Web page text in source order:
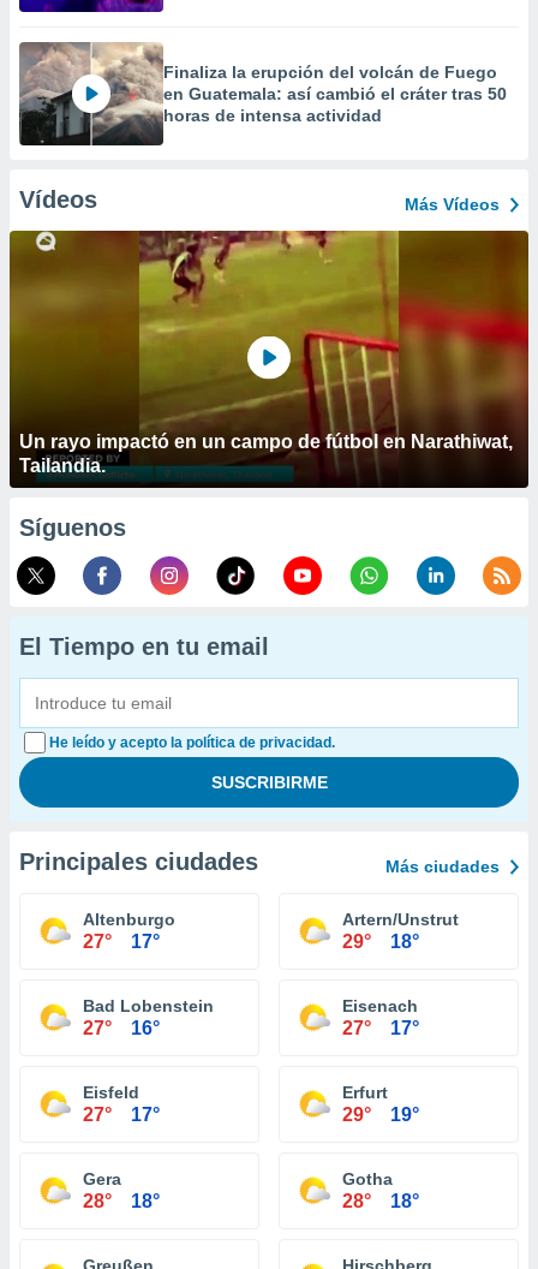
Finaliza la erupción del volcán de Fuego
en Guatemala: así cambió el cráter tras 50
horas de intensa actividad
Vídeos Más Vídeos
Un rayo impactó en un campo de fútbol en Narathiwat,
Tailandia.
Síguenos
El Tiempo en tu email
He leído y acepto la política de privacidad.
Principales ciudades Más ciudades
Altenburgo
27° 17°
Artern/Unstrut
29° 18°
Bad Lobenstein
27° 16°
Eisenach
27° 17°
Eisfeld
27° 17°
Erfurt
29° 19°
Gera
28° 18°
Gotha
28° 18°